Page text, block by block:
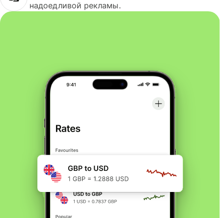
надоедливой рекламы.